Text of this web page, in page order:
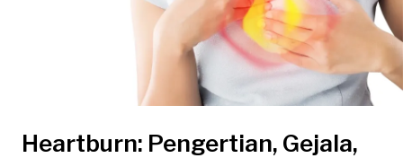
Heartburn: Pengertian, Gejala,